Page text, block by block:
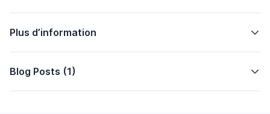
Plus d’information
Blog Posts (1)